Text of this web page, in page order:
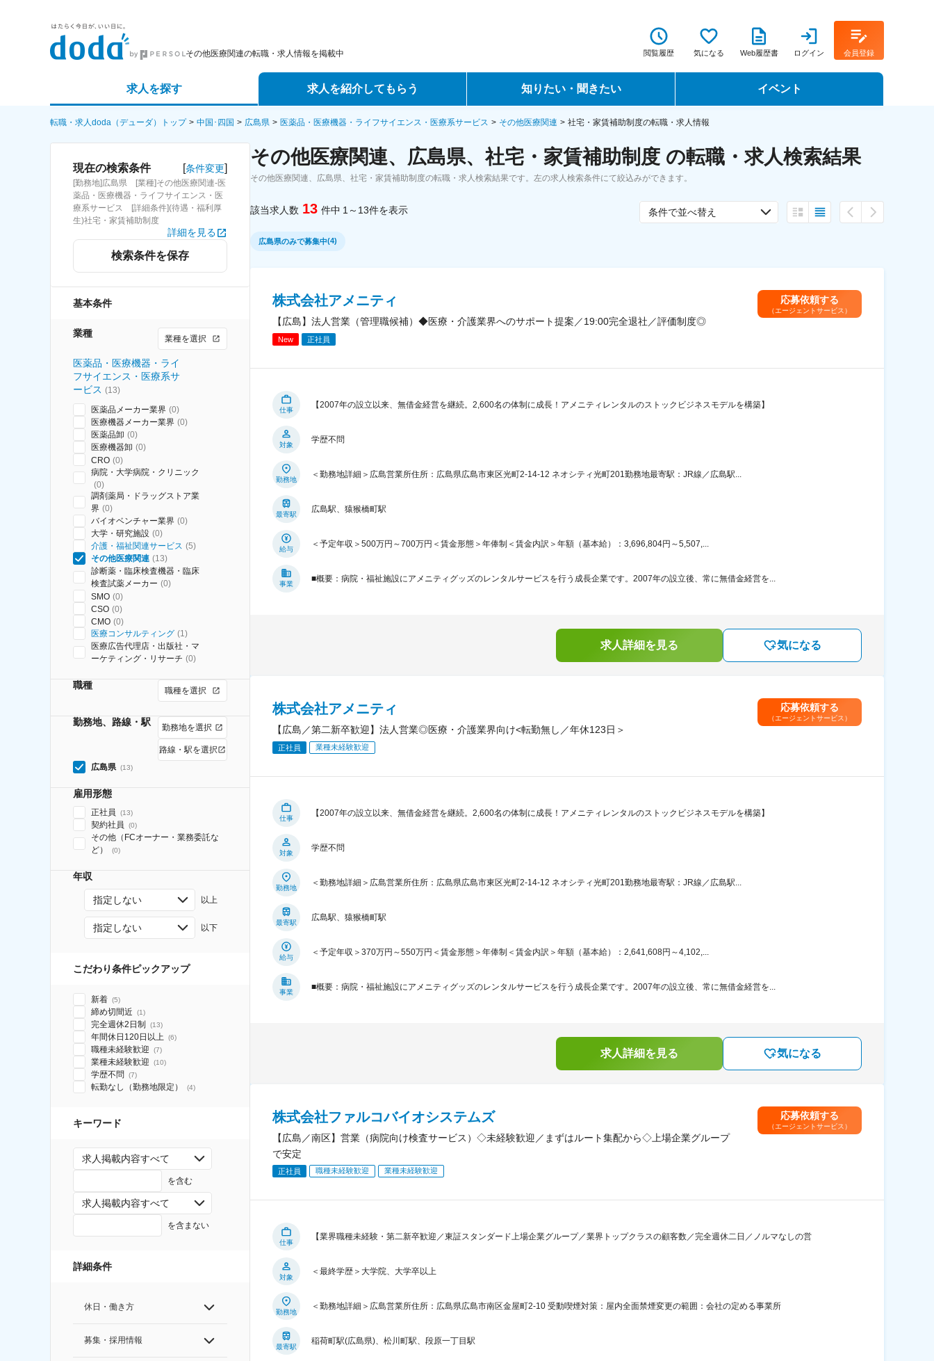
その他医療関連の転職・求人情報を掲載中 閲覧履歴 気になる Web履歴書 ログイン 会員登録
求人を探す
詳細条件から探す
求人特集から探す
求人を紹介してもらう
エージェントサービス
スカウトサービス
知りたい・聞きたい
転職ノウハウ
データで見る転職
イベント
転職イベント・転職セミナー
転職フェア
転職・求人doda（デューダ）トップ 中国･四国 広島県 医薬品・医療機器・ライフサイエンス・医療系サービス その他医療関連 社宅・家賃補助制度の転職・求人情報
現在の検索条件 [条件変更]
[勤務地]広島県 [業種]その他医療関連-医
薬品・医療機器・ライフサイエンス・医
療系サービス [詳細条件](待遇・福利厚
生)社宅・家賃補助制度
詳細を見る
検索条件を保存
基本条件
業種 業種を選択
医薬品・医療機器・ライ
フサイエンス・医療系サ
ービス (13)
医薬品メーカー業界 (0)
医療機器メーカー業界 (0)
医薬品卸 (0)
医療機器卸 (0)
CRO (0)
病院・大学病院・クリニック
(0)
調剤薬局・ドラッグストア業
界 (0)
バイオベンチャー業界 (0)
大学・研究施設 (0)
介護・福祉関連サービス (5)
その他医療関連 (13)
診断薬・臨床検査機器・臨床
検査試薬メーカー (0)
SMO (0)
CSO (0)
CMO (0)
医療コンサルティング (1)
医療広告代理店・出版社・マ
ーケティング・リサーチ (0)
職種 職種を選択
勤務地、路線・駅 勤務地を選択
路線・駅を選択
広島県 (13)
雇用形態
正社員 (13)
契約社員 (0)
その他（FCオーナー・業務委託な
ど）
(0)
年収
指定しない 以上
指定しない 以下
こだわり条件ピックアップ
新着 (5)
締め切間近 (1)
完全週休2日制 (13)
年間休日120日以上 (6)
職種未経験歓迎 (7)
業種未経験歓迎 (10)
学歴不問 (7)
転勤なし（勤務地限定） (4)
キーワード
求人掲載内容すべて
を含む
求人掲載内容すべて
を含まない
詳細条件
休日・働き方
募集・採用情報
その他医療関連、広島県、社宅・家賃補助制度 の転職・求人検索結果
その他医療関連、広島県、社宅・家賃補助制度の転職・求人検索結果です。左の求人検索条件にて絞込みができます。
該当求人数 13 件中 1～13件を表示 条件で並べ替え
広島県のみで募集中(4)
株式会社アメニティ
【広島】法人営業（管理職候補）◆医療・介護業界へのサポート提案／19:00完全退社／評価制度◎
New 正社員
応募依頼する
（エージェントサービス）
仕事
【2007年の設立以来、無借金経営を継続。2,600名の体制に成長！アメニティレンタルのストックビジネスモデルを構築】
対象
学歴不問
勤務地
＜勤務地詳細＞広島営業所住所：広島県広島市東区光町2-14-12 ネオシティ光町201勤務地最寄駅：JR線／広島駅...
最寄駅
広島駅、猿猴橋町駅
給与
＜予定年収＞500万円～700万円＜賃金形態＞年俸制＜賃金内訳＞年額（基本給）：3,696,804円～5,507,...
事業
■概要：病院・福祉施設にアメニティグッズのレンタルサービスを行う成長企業です。2007年の設立後、常に無借金経営を...
求人詳細を見る 気になる
株式会社アメニティ
【広島／第二新卒歓迎】法人営業◎医療・介護業界向け<転勤無し／年休123日＞
正社員 業種未経験歓迎
応募依頼する
（エージェントサービス）
仕事
【2007年の設立以来、無借金経営を継続。2,600名の体制に成長！アメニティレンタルのストックビジネスモデルを構築】
対象
学歴不問
勤務地
＜勤務地詳細＞広島営業所住所：広島県広島市東区光町2-14-12 ネオシティ光町201勤務地最寄駅：JR線／広島駅...
最寄駅
広島駅、猿猴橋町駅
給与
＜予定年収＞370万円～550万円＜賃金形態＞年俸制＜賃金内訳＞年額（基本給）：2,641,608円～4,102,...
事業
■概要：病院・福祉施設にアメニティグッズのレンタルサービスを行う成長企業です。2007年の設立後、常に無借金経営を...
求人詳細を見る 気になる
株式会社ファルコバイオシステムズ
【広島／南区】営業（病院向け検査サービス）◇未経験歓迎／まずはルート集配から◇上場企業グループ
で安定
正社員 職種未経験歓迎 業種未経験歓迎
応募依頼する
（エージェントサービス）
仕事
【業界職種未経験・第二新卒歓迎／東証スタンダード上場企業グループ／業界トップクラスの顧客数／完全週休二日／ノルマなしの営
対象
＜最終学歴＞大学院、大学卒以上
勤務地
＜勤務地詳細＞広島営業所住所：広島県広島市南区金屋町2-10 受動喫煙対策：屋内全面禁煙変更の範囲：会社の定める事業所
最寄駅
稲荷町駅(広島県)、松川町駅、段原一丁目駅